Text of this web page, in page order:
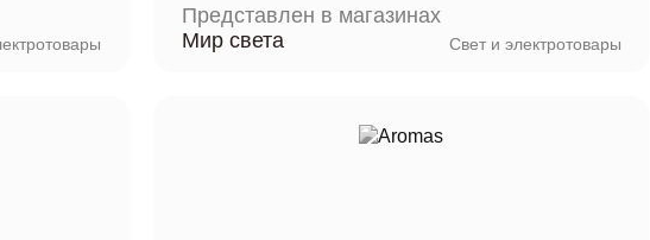
Представлен в магазинах
Мир света
Свет и электротовары